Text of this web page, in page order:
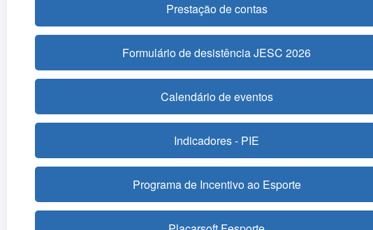
Prestação de contas
Formulário de desistência JESC 2026
Calendário de eventos
Indicadores - PIE
Programa de Incentivo ao Esporte